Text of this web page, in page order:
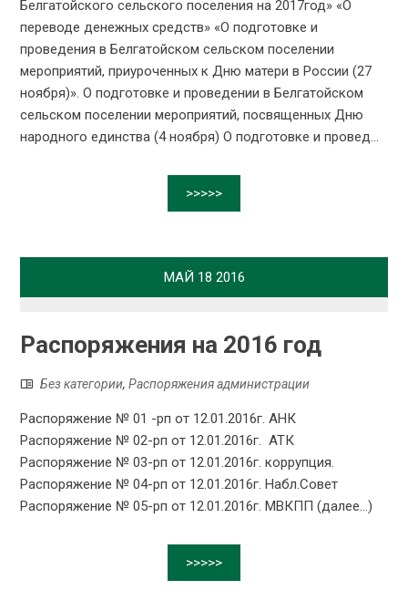
Белгатойского сельского поселения на 2017год» «О
переводе денежных средств» «О подготовке и
проведения в Белгатойском сельском поселении
мероприятий, приуроченных к Дню матери в России (27
ноября)». О подготовке и проведении в Белгатойском
сельском поселении мероприятий, посвященных Дню
народного единства (4 ноября) О подготовке и провед...
>>>>>
МАЙ 18 2016
Распоряжения на 2016 год
Без категории,Распоряжения администрации
Распоряжение № 01 -рп от 12.01.2016г. АНК
Распоряжение № 02-рп от 12.01.2016г. АТК
Распоряжение № 03-рп от 12.01.2016г. коррупция.
Распоряжение № 04-рп от 12.01.2016г. Набл.Совет
Распоряжение № 05-рп от 12.01.2016г. МВКПП (далее…)
>>>>>